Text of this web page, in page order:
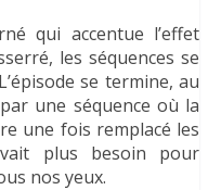
qui accentue l’effet
les séquences se
se termine, au
une séquence où la
une fois remplacé les
plus besoin pour
nos yeux.